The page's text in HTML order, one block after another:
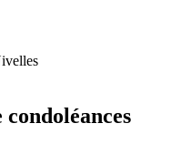
condoléances